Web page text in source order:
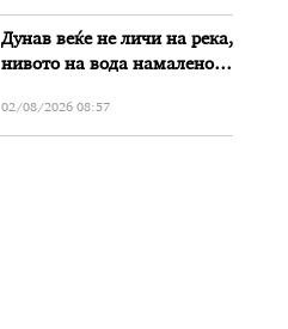
Дунав веќе не личи на река,
нивото на вода намалено
Бугарија
02/08/2026 08:57